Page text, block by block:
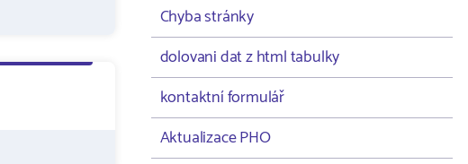
Chyba stránky
dolovani dat z html tabulky
kontaktní formulář
Aktualizace PHO